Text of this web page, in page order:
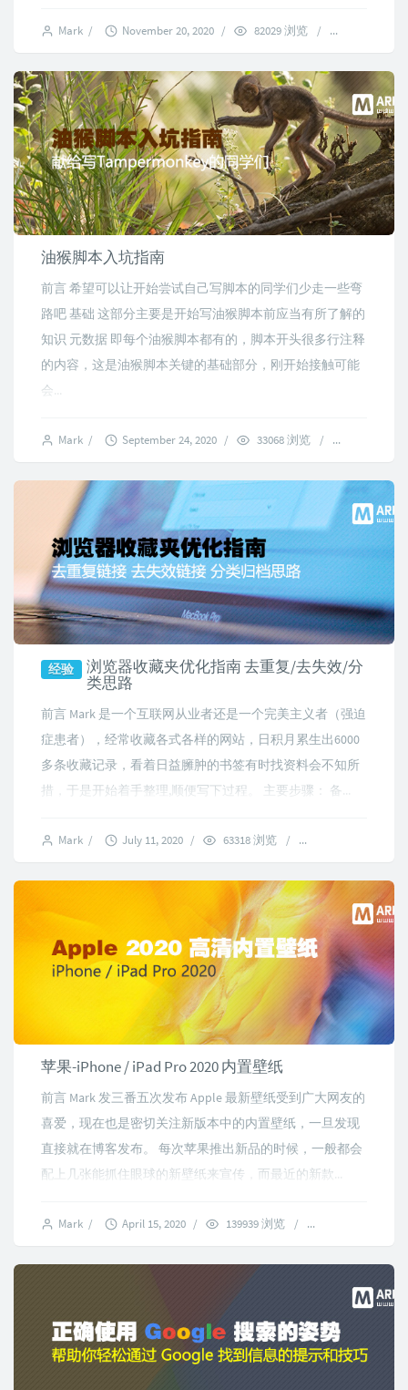
Mark / November 20, 2020 / 82029 浏览 /
油猴脚本入坑指南
前言 希望可以让开始尝试自己写脚本的同学们少走一些弯
路吧 基础 这部分主要是开始写油猴脚本前应当有所了解的
知识 元数据 即每个油猴脚本都有的，脚本开头很多行注释
的内容，这是油猴脚本关键的基础部分，刚开始接触可能
会...
Mark / September 24, 2020 / 33068 浏览 /
经验
浏览器收藏夹优化指南 去重复/去失效/分
类思路
前言 Mark 是一个互联网从业者还是一个完美主义者（强迫
症患者），经常收藏各式各样的网站，日积月累生出6000
多条收藏记录，看着日益臃肿的书签有时找资料会不知所
措，于是开始着手整理,顺便写下过程。 主要步骤： 备...
Mark / July 11, 2020 / 63318 浏览 /
苹果-iPhone / iPad Pro 2020 内置壁纸
前言 Mark 发三番五次发布 Apple 最新壁纸受到广大网友的
喜爱，现在也是密切关注新版本中的内置壁纸，一旦发现
直接就在博客发布。 每次苹果推出新品的时候，一般都会
配上几张能抓住眼球的新壁纸来宣传，而最近的新款...
Mark / April 15, 2020 / 139939 浏览 /